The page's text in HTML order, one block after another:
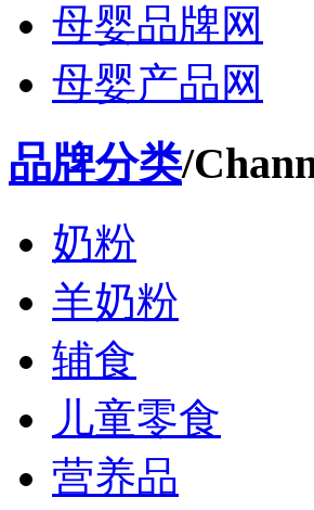
母婴品牌网
母婴产品网
品牌分类/
奶粉
羊奶粉
辅食
儿童零食
营养品